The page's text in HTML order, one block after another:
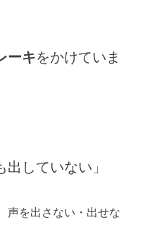
ーキをかけていま
出していない」
声を出さない・出せな